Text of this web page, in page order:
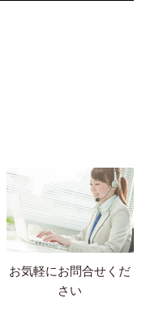
お気軽にお問合せくだ
さい